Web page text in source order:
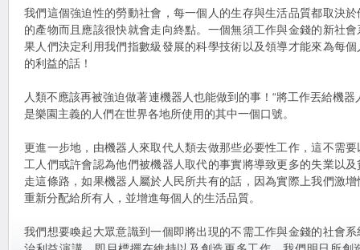
我們這個強迫性的勞動社會，每一個人的生存與生活品質都取決
的產物而且應該很快就會走向終點。一個無須工作與金錢的新社
果人們決定利用我們指數級發展的科學技術以及領導才能來為每
的利益的話！
人類不應該再被強迫做著連機器人也能做到的事！“將工作丟給機
是樂園主義的人們在世界各地所使用的其中一個口號。
更進一步地，由機器人來取代人類去做那些必要性工作，這不需
工人們或許會認為他們被機器人取代的事實將導致更多的失業以
走這條路，如果機器人屬於人民所共有的話，因為實際上我們激
重新分配給所有人，並增進每個人的生活品質。
我們想要喚起大眾意識到一個即將出現的不需工作與金錢的社會